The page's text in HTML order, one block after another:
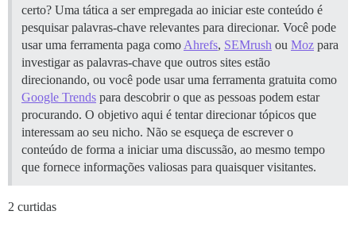
certo? Uma tática a ser empregada ao iniciar este conteúdo é
pesquisar palavras-chave relevantes para direcionar. Você pode
usar uma ferramenta paga como Ahrefs, SEMrush ou Moz para
investigar as palavras-chave que outros sites estão
direcionando, ou você pode usar uma ferramenta gratuita como
Google Trends para descobrir o que as pessoas podem estar
procurando. O objetivo aqui é tentar direcionar tópicos que
interessam ao seu nicho. Não se esqueça de escrever o
conteúdo de forma a iniciar uma discussão, ao mesmo tempo
que fornece informações valiosas para quaisquer visitantes.
2 curtidas